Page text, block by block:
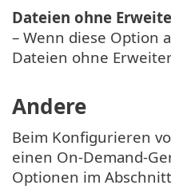
Dateien ohne
– Wenn diese Option
Dateien ohne
Andere
Beim Konfigurieren
einen On-Demand-
Optionen im Abschnitt